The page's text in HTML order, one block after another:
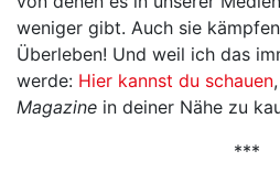
weniger gibt. Auch sie
Überleben! Und weil ich das
werde: Hier kannst du schauen
Magazine in deiner Nähe zu
***